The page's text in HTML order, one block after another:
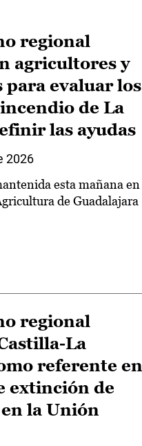
regional
agricultores y
para evaluar los
de La
las ayudas
2026
esta mañana en
de Guadalajara
regional
La
referente en
extinción de
la Unión